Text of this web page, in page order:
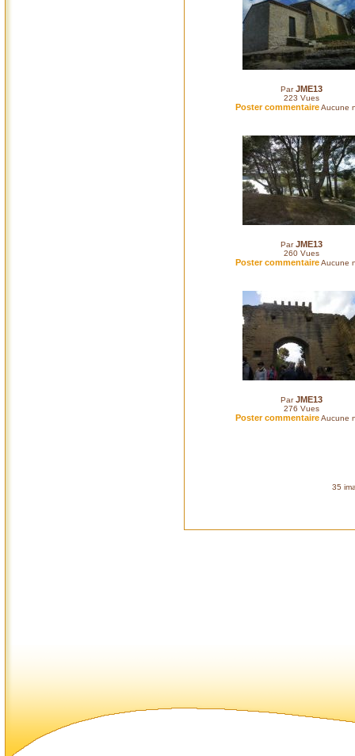
ParJME13
223 Vues
Poster commentaireAucune
ParJME13
260 Vues
Poster commentaireAucune
ParJME13
276 Vues
Poster commentaireAucune
35